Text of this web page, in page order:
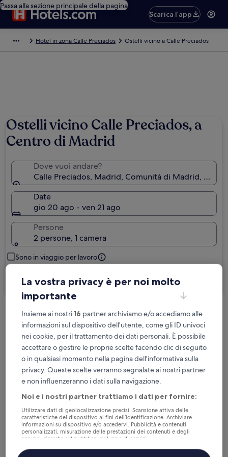
Passa alla sezione principale della pagina
Scarica l’app
Hotel in zona Calle Preciados Ostelli vicino a Calle Preciados
Ostelli vicino Calle Preciados, a
Centro di Madrid
Dove vuoi andare?
Calle Preciados, Madrid, Comunità di Madrid,
Date
gio 20 ago - ven 21 ago
Persone
2 persone, 1 camera
Sono in viaggio per lavoro
Cerca
Cancellazione gratuita se cambi
programma
Accumula vantaggi con ogni notte di
soggiorno
Risparmia di più con le tariffe per soli
iscritti
Controlla i prezzi per queste date
La vostra privacy è per noi molto
importante
Insieme ai nostri16 partner archiviamo e/o accediamo alle
informazioni sul dispositivo dell'utente, come gli ID univoci
nei cookie, per il trattamento dei dati personali. È possibile
accettare o gestire le proprie scelte facendo clic di seguito
o in qualsiasi momento nella pagina dell'informativa sulla
privacy. Queste scelte verranno segnalate ai nostri partner
e non influenzeranno i dati sulla navigazione.
Noi e i nostri partner trattiamo i dati per fornire:
Utilizzare dati di geolocalizzazione precisi. Scansione attiva delle
caratteristiche del dispositivo ai fini dell’identificazione. Archiviare
informazioni su dispositivo e/o accedervi. Pubblicità e contenuti
personalizzati, misurazione delle prestazioni dei contenuti e degli
annunci, ricerche sul pubblico, sviluppo di servizi.
Elenco dei partner (fornitori)